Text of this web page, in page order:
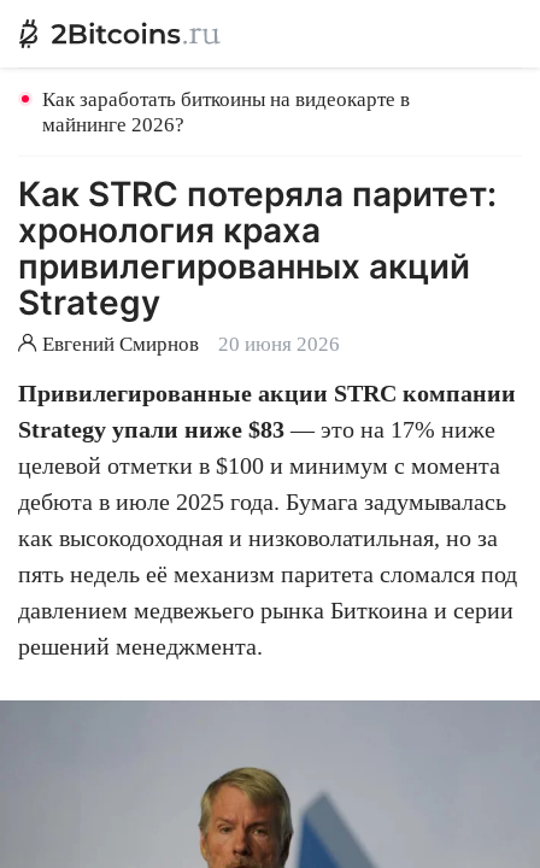
Как заработать биткоины на видеокарте в
майнинге 2026?
Как STRC потеряла паритет:
хронология краха
привилегированных акций
Strategy
Евгений Смирнов 20 июня 2026
Привилегированные акции STRC компании
Strategy упали ниже $83— это на 17% ниже
целевой отметки в $100 и минимум с момента
дебюта в июле 2025 года. Бумага задумывалась
как высокодоходная и низковолатильная, но за
пять недель её механизм паритета сломался под
давлением медвежьего рынка Биткоина и серии
решений менеджмента.